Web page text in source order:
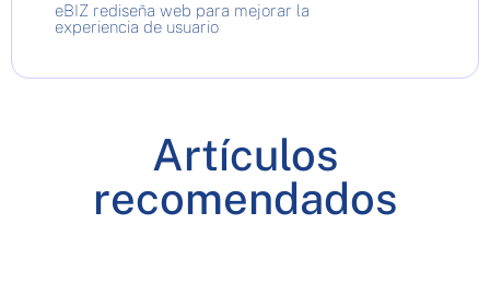
eBIZ rediseña web para mejorar la
experiencia de usuario
Artículos
recomendados